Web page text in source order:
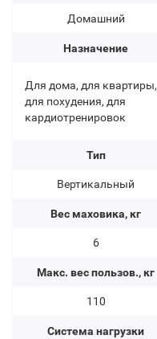
Домашний
Назначение
Для дома, для квартиры,
для похудения, для
кардиотренировок
Тип
Вертикальный
Вес маховика, кг
6
Макс. вес пользов., кг
110
Система нагрузки